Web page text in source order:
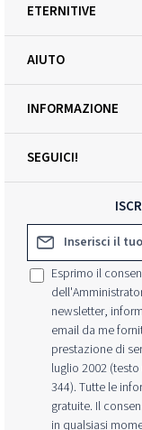
Indirizzo e-mail*
Esprimo il
newsletter,
email da me
prestazione di
luglio 2002
344). Tutte le
gratuite. Il
in qualsiasi
SEGUICI!
ETERNITIVE
AIUTO
INFORMAZIONE